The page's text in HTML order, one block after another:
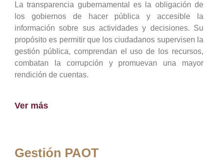
La transparencia gubernamental es la obligación de
los gobiernos de hacer pública y accesible la
información sobre sus actividades y decisiones. Su
propósito es permitir que los ciudadanos supervisen la
gestión pública, comprendan el uso de los recursos,
combatan la corrupción y promuevan una mayor
rendición de cuentas.
Ver más
Gestión PAOT